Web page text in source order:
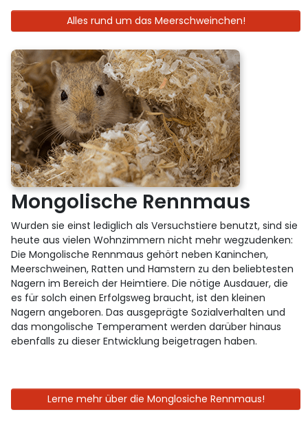
Alles rund um das Meerschweinchen!
Mongolische Rennmaus
Wurden sie einst lediglich als Versuchstiere benutzt, sind sie
heute aus vielen Wohnzimmern nicht mehr wegzudenken:
Die Mongolische Rennmaus gehört neben Kaninchen,
Meerschweinen, Ratten und Hamstern zu den beliebtesten
Nagern im Bereich der Heimtiere. Die nötige Ausdauer, die
es für solch einen Erfolgsweg braucht, ist den kleinen
Nagern angeboren. Das ausgeprägte Sozialverhalten und
das mongolische Temperament werden darüber hinaus
ebenfalls zu dieser Entwicklung beigetragen haben.
Lerne mehr über die Monglosiche Rennmaus!